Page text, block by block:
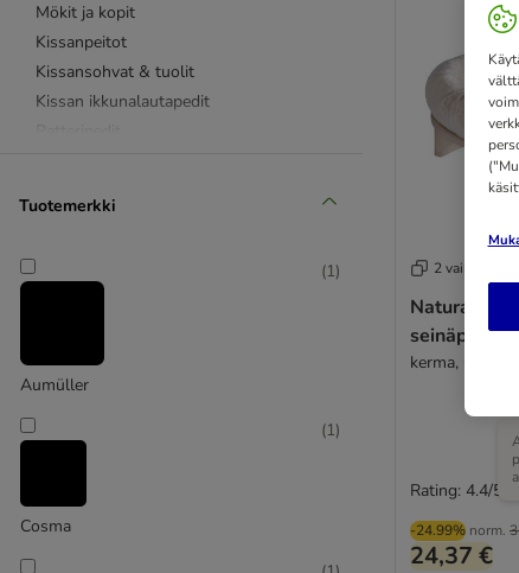
Mökit ja kopit
Kissanpeitot
Kissansohvat & tuolit
Kissan ikkunalautapedit
Tuotemerkki
Aumüller
(1)
Cosma
(1)
2 vaihtoehtoa
Natural
seinäpeti
kerma, Ø 48 cm
-24.99% norm.
24,37 €
Rating: 4.4/5